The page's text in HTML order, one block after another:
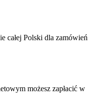
całej Polski dla zamówień
możesz zapłacić w